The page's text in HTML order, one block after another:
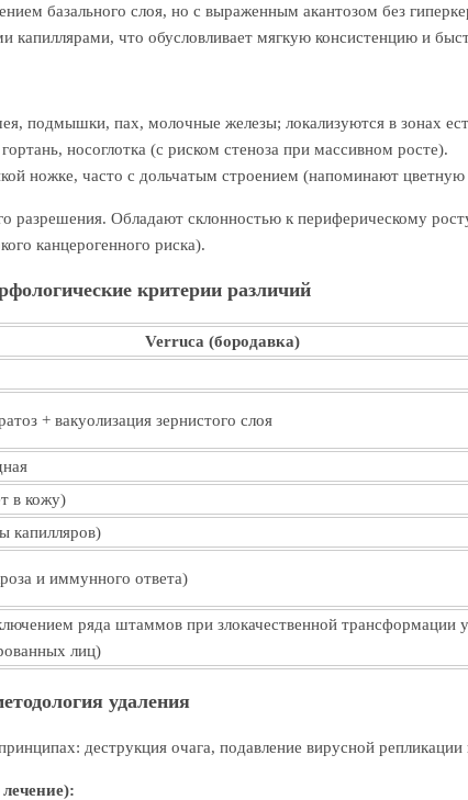
базального слоя, но с выраженным акантозом без
что обусловливает мягкую консистенцию и
подмышки, пах, молочные железы; локализуются в зонах
носоглотка (с риском стеноза при массивном росте).
ножке, часто с дольчатым строением (напоминают цветную
разрешения. Обладают склонностью к периферическому
канцерогенного риска).
критерии различий
Verruca (бородавка)
+ вакуолизация зернистого слоя
в кожу)
капилляров)
и иммунного ответа)
ряда штаммов при злокачественной трансформации у
лиц)
удаления
деструкция очага, подавление вирусной